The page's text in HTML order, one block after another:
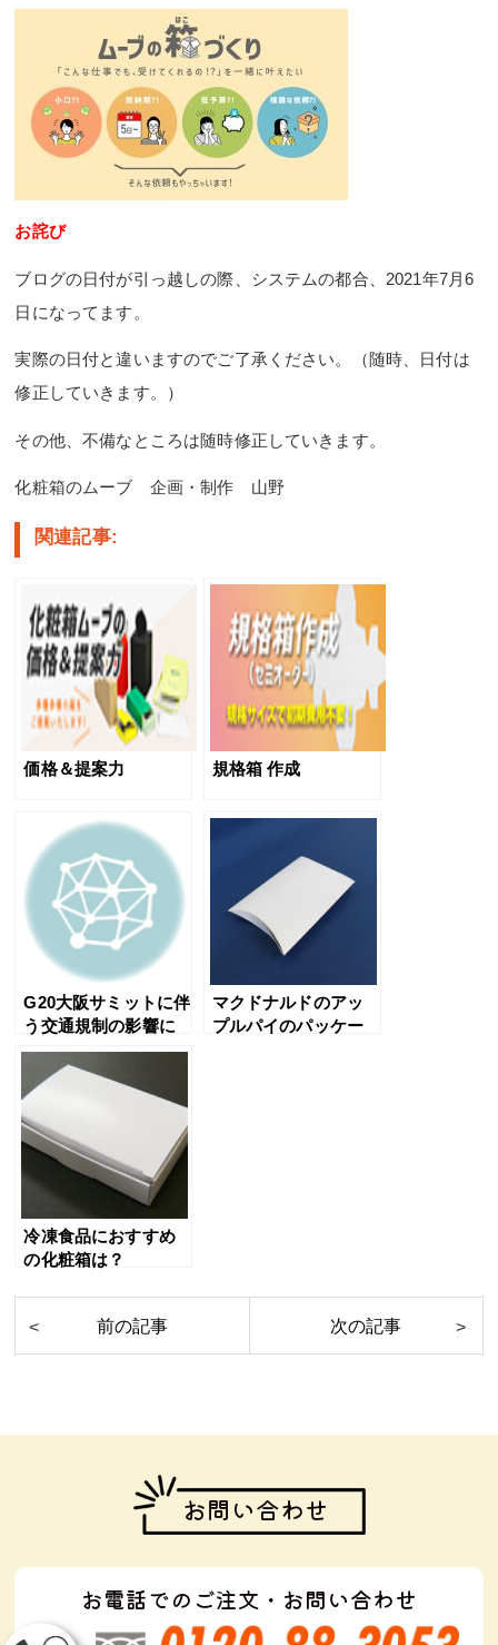
お詫び
ブログの日付が引っ越しの際、システムの都合、2021年7月6
日になってます。
実際の日付と違いますのでご了承ください。（随時、日付は
修正していきます。）
その他、不備なところは随時修正していきます。
化粧箱のムーブ 企画・制作 山野
関連記事:
価格＆提案力 規格箱 作成
G20大阪サミットに伴
う交通規制の影響に
よる出荷遅延につい
マクドナルドのアッ
プルパイのパッケー
冷凍食品におすすめ
の化粧箱は？
お問い合わせ
お電話でのご注文・お問い合わせ